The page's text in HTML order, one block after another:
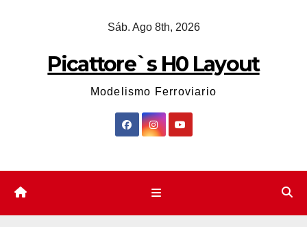
Sáb. Ago 8th, 2026
Picattore`s H0 Layout
Modelismo Ferroviario